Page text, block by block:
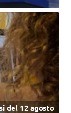
del 12 agosto